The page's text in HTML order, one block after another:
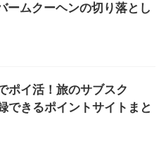
ームクーヘンの切り落とし
ポイ活！旅のサブスク
できるポイントサイトまと